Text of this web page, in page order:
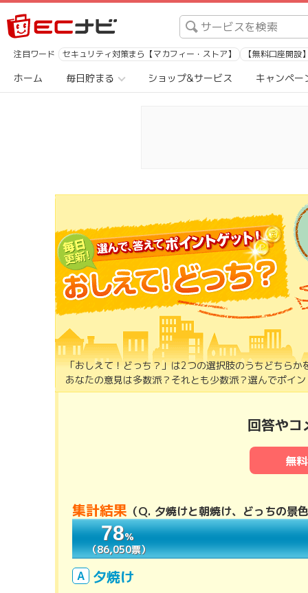
注目ワード セキュリティ対策まら【マカフィー・ストア】 【無料口座開設
ホーム 毎日貯まる ショップ&サービス キャンペー
「おしえて！どっち？」は2つの選択肢のうちどちら
あなたの意見は多数派？それとも少数派？選んでポイ
回答やコ
無
集計結果 （Q. 夕焼けと朝焼け、どっちの景
78％
（86,050票）
78％
（86,050票）
A 夕焼け